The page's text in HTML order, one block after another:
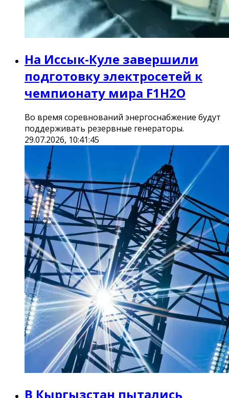
На Иссык-Куле завершили
подготовку электросетей к
чемпионату мира F1H2O
Во время соревнований энергоснабжение будут
поддерживать резервные генераторы.
29.07.2026, 10:41:45
В Кыргызстан пытались